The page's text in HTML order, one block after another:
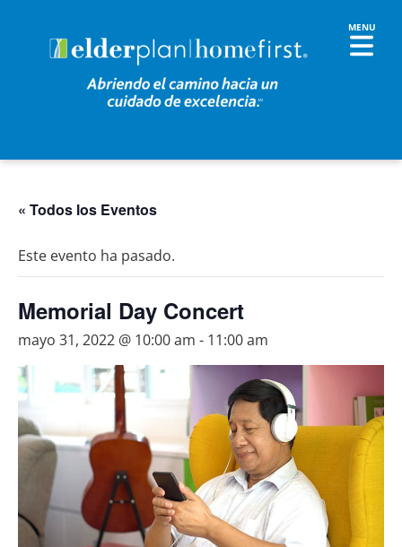
« Todos los Eventos
Este evento ha pasado.
Memorial Day Concert
mayo 31, 2022 @ 10:00 am - 11:00 am